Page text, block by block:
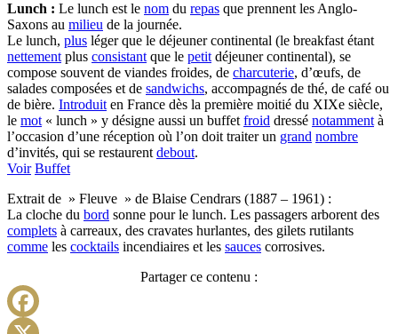
Lunch : Le lunch est le nom du repas que prennent les Anglo-
Saxons au milieu de la journée.
Le lunch, plus léger que le déjeuner continental (le breakfast étant
nettement plus consistant que le petit déjeuner continental), se
compose souvent de viandes froides, de charcuterie, d’œufs, de
salades composées et de sandwichs, accompagnés de thé, de café ou
de bière. Introduit en France dès la première moitié du XIXe siècle,
le mot « lunch » y désigne aussi un buffet froid dressé notamment à
l’occasion d’une réception où l’on doit traiter un grand nombre
d’invités, qui se restaurent debout.
Voir Buffet
Extrait de » Fleuve » de Blaise Cendrars (1887 – 1961) :
La cloche du bord sonne pour le lunch. Les passagers arborent des
complets à carreaux, des cravates hurlantes, des gilets rutilants
comme les cocktails incendiaires et les sauces corrosives.
Partager ce contenu :